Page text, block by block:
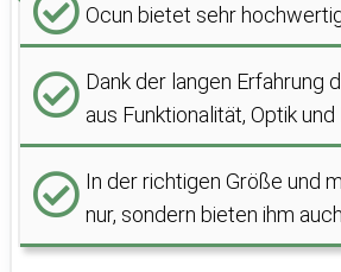
Ocun bietet sehr
Dank der langen
aus Funktionalität, Optik
In der richtigen Größe und
nur, sondern bieten ihm